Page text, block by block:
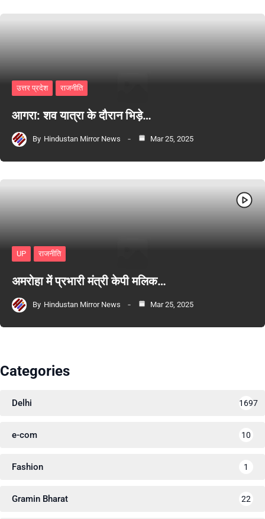
उत्तर प्रदेश राजनीति
आगरा: शव यात्रा के दौरान भिड़े…
By Hindustan Mirror News Mar 25, 2025
UP राजनीति
अमरोहा में प्रभारी मंत्री केपी मलिक…
By Hindustan Mirror News Mar 25, 2025
Categories
Delhi 1697
e-com 10
Fashion 1
Gramin Bharat 22